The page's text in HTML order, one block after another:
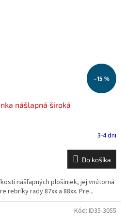
–15 %
nášlapná široká
3-4 dni
Do košíka
nášľapných plošiniek, jej vnútorná
rebríky rady 87xx a 88xx. Pre...
Kód: ID35-3055